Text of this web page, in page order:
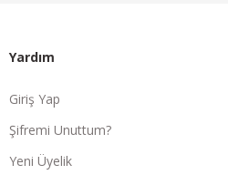
Yardım
Giriş Yap
Şifremi Unuttum?
Yeni Üyelik